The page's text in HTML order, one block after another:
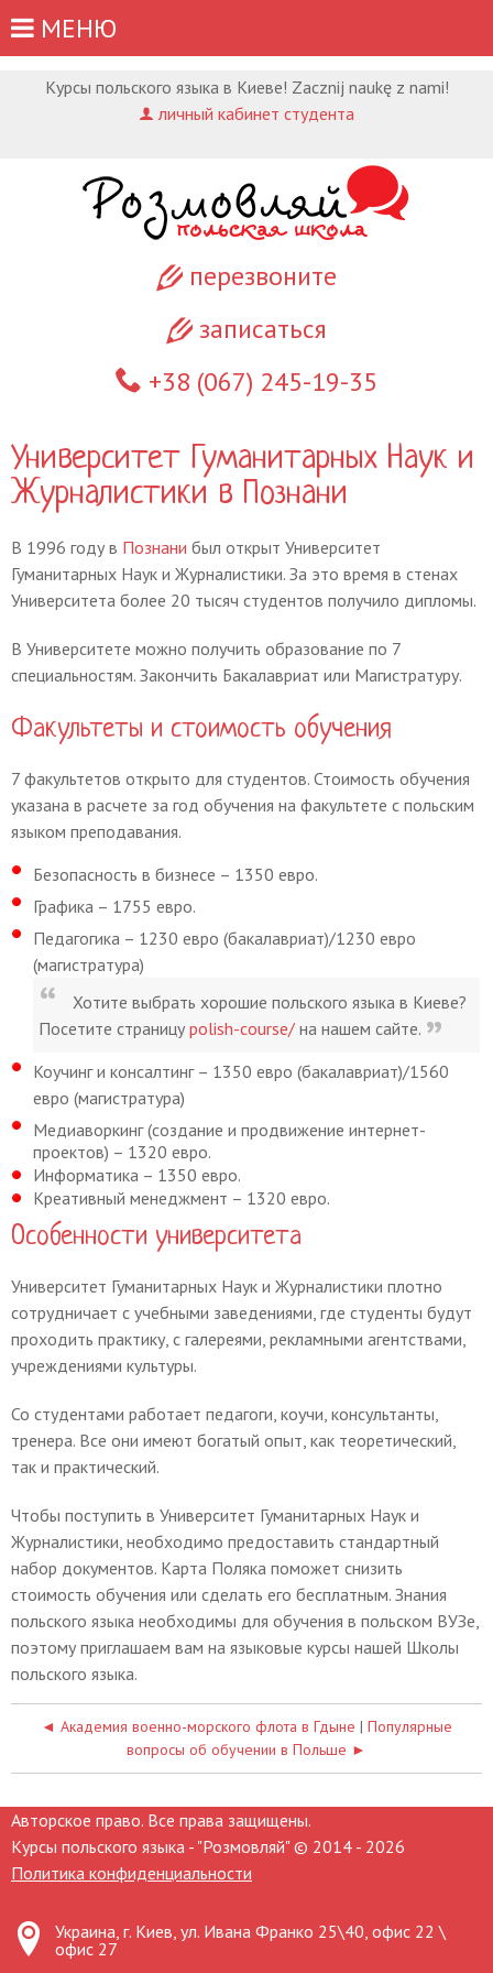
Курсы польского языка в Киеве! Zacznij naukę z nami!
личный кабинет студента
перезвоните
записаться
+38 (067) 245-19-35
МЕНЮ
Университет Гуманитарных Наук и
Журналистики в Познани
В 1996 году в Познани был открыт Университет
Гуманитарных Наук и Журналистики. За это время в стенах
Университета более 20 тысяч студентов получило дипломы.
В Университете можно получить образование по 7
специальностям. Закончить Бакалавриат или Магистратуру.
Факультеты и стоимость обучения
7 факультетов открыто для студентов. Стоимость обучения
указана в расчете за год обучения на факультете с польским
языком преподавания.
Безопасность в бизнесе – 1350 евро.
Графика – 1755 евро.
Педагогика – 1230 евро (бакалавриат)/1230 евро
(магистратура)
Хотите выбрать хорошие польского языка в Киеве?
Посетите страницу polish-course/ на нашем сайте.
Коучинг и консалтинг – 1350 евро (бакалавриат)/1560
евро (магистратура)
Медиаворкинг (создание и продвижение интернет-
проектов) – 1320 евро.
Информатика – 1350 евро.
Креативный менеджмент – 1320 евро.
Особенности университета
Университет Гуманитарных Наук и Журналистики плотно
сотрудничает с учебными заведениями, где студенты будут
проходить практику, с галереями, рекламными агентствами,
учреждениями культуры.
Со студентами работает педагоги, коучи, консультанты,
тренера. Все они имеют богатый опыт, как теоретический,
так и практический.
Чтобы поступить в Университет Гуманитарных Наук и
Журналистики, необходимо предоставить стандартный
набор документов. Карта Поляка поможет снизить
стоимость обучения или сделать его бесплатным. Знания
польского языка необходимы для обучения в польском ВУЗе,
поэтому приглашаем вам на языковые курсы нашей Школы
польского языка.
◄ Академия военно-морского флота в Гдыне | Популярные
вопросы об обучении в Польше ►
Авторское право. Все права защищены.
Курсы польского языка - "Розмовляй" © 2014 - 2026
Политика конфиденциальности
Украина, г. Киев, ул. Ивана Франко 25\40, офис 22 \
офис 27